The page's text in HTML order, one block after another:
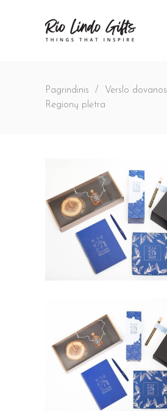
Pagrindinis / Verslo dovanos
Regionų plėtra